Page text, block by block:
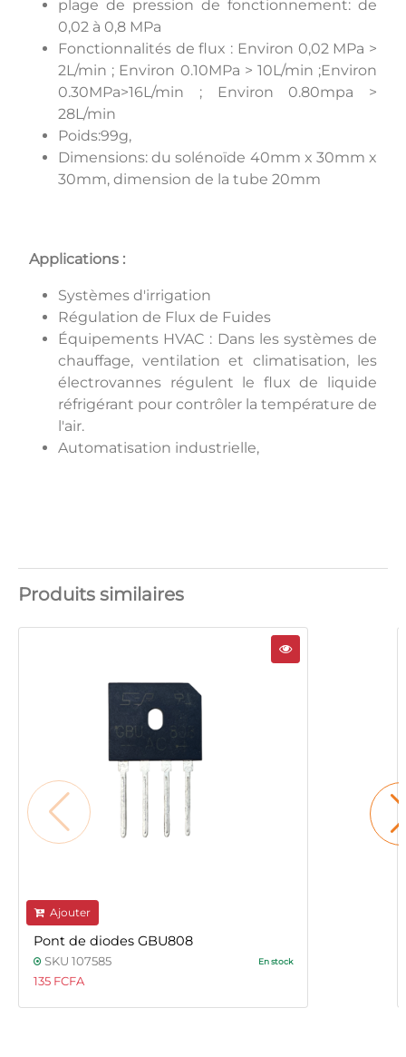
plage de pression de fonctionnement: de
0,02 à 0,8 MPa
Fonctionnalités de flux : Environ 0,02 MPa >
2L/min ; Environ 0.10MPa > 10L/min ;Environ
0.30MPa>16L/min ; Environ 0.80mpa >
28L/min
Poids:99g,
Dimensions: du solénoïde 40mm x 30mm x
30mm, dimension de la tube 20mm
Applications :
Systèmes d'irrigation
Régulation de Flux de Fuides
Équipements HVAC : Dans les systèmes de
chauffage, ventilation et climatisation, les
électrovannes régulent le flux de liquide
réfrigérant pour contrôler la température de
l'air.
Automatisation industrielle,
Produits similaires
Ajouter
Pont de diodes GBU808
SKU 107585 En stock
135 FCFA